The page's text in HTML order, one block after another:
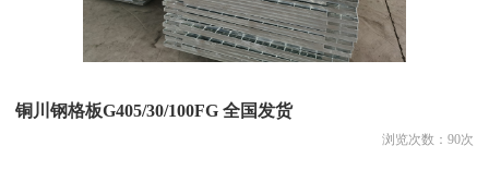
铜川钢格板G405/30/100FG 全国发货
浏览次数： 90次